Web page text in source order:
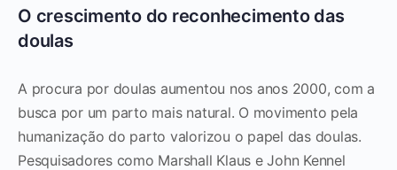
O crescimento do reconhecimento das
doulas
A procura por doulas aumentou nos anos 2000, com a
busca por um parto mais natural. O movimento pela
humanização do parto valorizou o papel das doulas.
Pesquisadores como Marshall Klaus e John Kennel